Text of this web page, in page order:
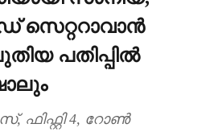
സെറ്ററാവാൻ
പതിപ്പിൽ
4, റോൺ